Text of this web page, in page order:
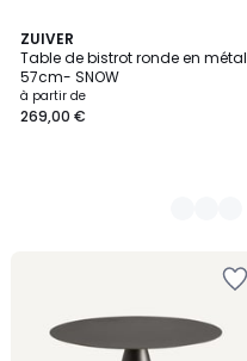
ZUIVER
Table de bistrot ronde en métal
57cm- SNOW
à partir de
269,00 €
3
Couleurs